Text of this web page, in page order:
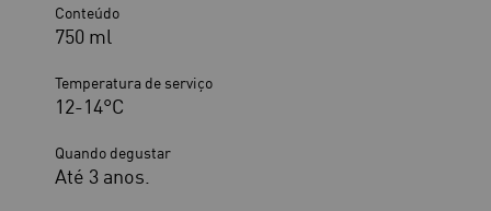
Conteúdo
750 ml
Temperatura de serviço
12-14°C
Quando degustar
Até 3 anos.